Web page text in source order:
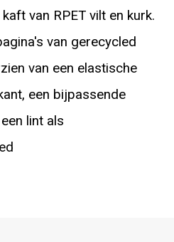
van RPET vilt en kurk.
van gerecycled
van een elastische
een bijpassende
lint als